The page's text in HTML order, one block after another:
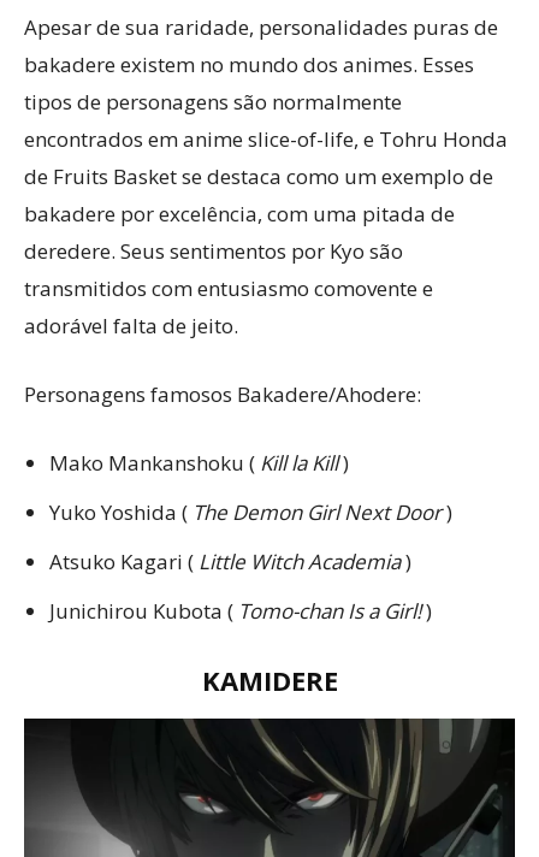
Apesar de sua raridade, personalidades puras de
bakadere existem no mundo dos animes. Esses
tipos de personagens são normalmente
encontrados em anime slice-of-life, e Tohru Honda
de Fruits Basket se destaca como um exemplo de
bakadere por excelência, com uma pitada de
deredere. Seus sentimentos por Kyo são
transmitidos com entusiasmo comovente e
adorável falta de jeito.
Personagens famosos Bakadere/Ahodere:
Mako Mankanshoku ( Kill la Kill)
Yuko Yoshida ( The Demon Girl Next Door)
Atsuko Kagari ( Little Witch Academia)
Junichirou Kubota ( Tomo-chan Is a Girl!)
KAMIDERE